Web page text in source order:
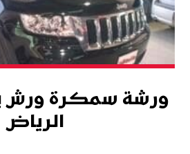
ورشة سمكرة ورش
الرياض